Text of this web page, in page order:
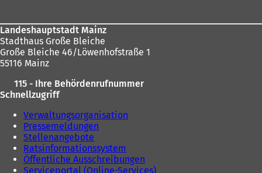
Landeshauptstadt Mainz
Stadthaus Große Bleiche
Große Bleiche 46/Löwenhofstraße 1
55116 Mainz
115 - Ihre Behördenrufnummer
Schnellzugriff
Verwaltungsorganisation
Pressemeldungen
Stellenangebote
Ratsinformationssystem
Öffentliche Ausschreibungen
Serviceportal (Online-Services)